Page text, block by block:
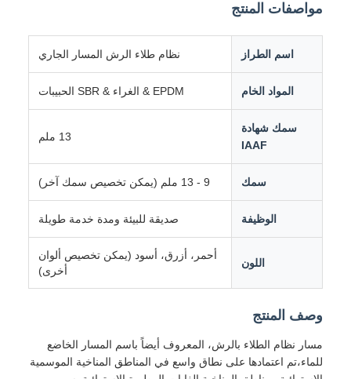
مواصفات المنتج
اسم الطراز نظام طلاء الرش المسار الجاري
المواد الخام EPDM & الغراء & SBR الحبيبات
سمك شهادة
IAAF
13 ملم
سمك
الوظيفة صديقة للبيئة ومدة خدمة طويلة
اللون
أحمر، أزرق، أسود (يمكن تخصيص ألوان
أخرى)
وصف المنتج
مسار نظام الطلاء بالرش، المعروف أيضاً باسم المسار الخاضع
للماء،تم اعتمادها على نطاق واسع في المناطق المناخية الموسمية